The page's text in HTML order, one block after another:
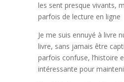
les sent presque vivants,
parfois de lecture en ligne
Je me suis ennuyé à livre
livre, sans jamais être
parfois confuse, l’histoire
intéressante pour